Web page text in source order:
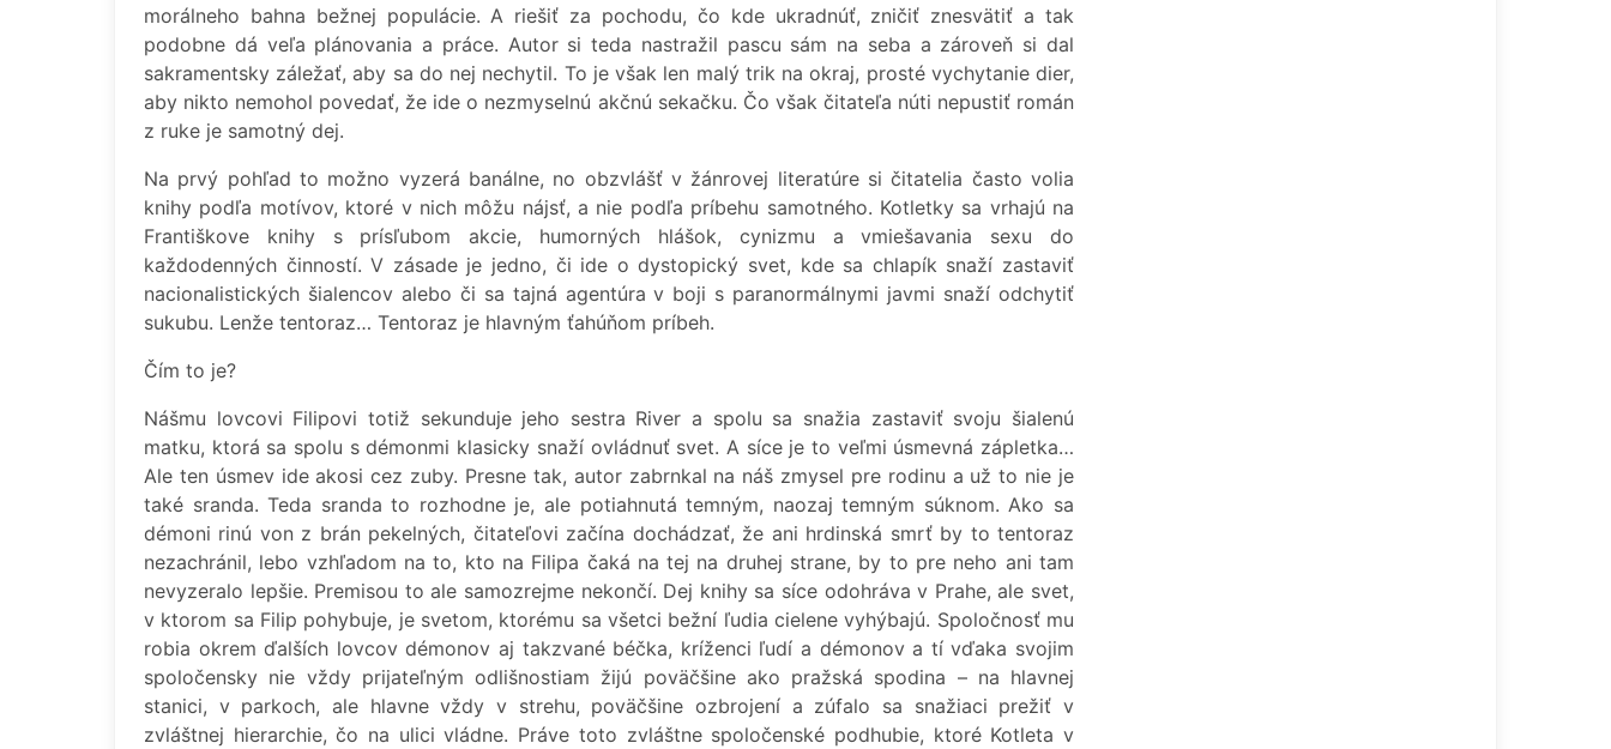
morálneho bahna bežnej populácie. A riešiť za pochodu, čo kde ukradnúť, zničiť znesvätiť a tak
podobne dá veľa plánovania a práce. Autor si teda nastražil pascu sám na seba a zároveň si dal
sakramentsky záležať, aby sa do nej nechytil. To je však len malý trik na okraj, prosté vychytanie dier,
aby nikto nemohol povedať, že ide o nezmyselnú akčnú sekačku. Čo však čitateľa núti nepustiť román
z ruke je samotný dej.
Na prvý pohľad to možno vyzerá banálne, no obzvlášť v žánrovej literatúre si čitatelia často volia
knihy podľa motívov, ktoré v nich môžu nájsť, a nie podľa príbehu samotného. Kotletky sa vrhajú na
Františkove knihy s prísľubom akcie, humorných hlášok, cynizmu a vmiešavania sexu do
každodenných činností. V zásade je jedno, či ide o dystopický svet, kde sa chlapík snaží zastaviť
nacionalistických šialencov alebo či sa tajná agentúra v boji s paranormálnymi javmi snaží odchytiť
sukubu. Lenže tentoraz… Tentoraz je hlavným ťahúňom príbeh.
Čím to je?
Nášmu lovcovi Filipovi totiž sekunduje jeho sestra River a spolu sa snažia zastaviť svoju šialenú
matku, ktorá sa spolu s démonmi klasicky snaží ovládnuť svet. A síce je to veľmi úsmevná zápletka…
Ale ten úsmev ide akosi cez zuby. Presne tak, autor zabrnkal na náš zmysel pre rodinu a už to nie je
také sranda. Teda sranda to rozhodne je, ale potiahnutá temným, naozaj temným súknom. Ako sa
démoni rinú von z brán pekelných, čitateľovi začína dochádzať, že ani hrdinská smrť by to tentoraz
nezachránil, lebo vzhľadom na to, kto na Filipa čaká na tej na druhej strane, by to pre neho ani tam
nevyzeralo lepšie. Premisou to ale samozrejme nekončí. Dej knihy sa síce odohráva v Prahe, ale svet,
v ktorom sa Filip pohybuje, je svetom, ktorému sa všetci bežní ľudia cielene vyhýbajú. Spoločnosť mu
robia okrem ďalších lovcov démonov aj takzvané béčka, kríženci ľudí a démonov a tí vďaka svojim
spoločensky nie vždy prijateľným odlišnostiam žijú poväčšine ako pražská spodina – na hlavnej
stanici, v parkoch, ale hlavne vždy v strehu, poväčšine ozbrojení a zúfalo sa snažiaci prežiť v
zvláštnej hierarchie, čo na ulici vládne. Práve toto zvláštne spoločenské podhubie, ktoré Kotleta v